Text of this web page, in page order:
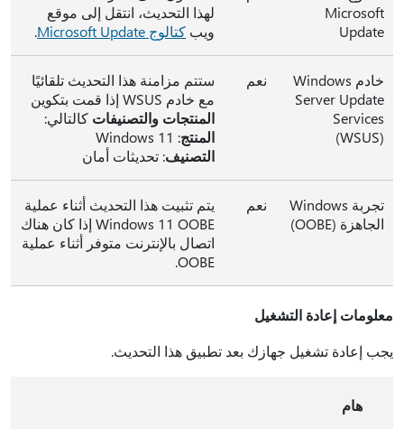
Microsoft
Update
لهذا التحديث، انتقل إلى موقع
ويب كتالوج Microsoft Update .
خادم Windows
Server Update
Services
‏(WSUS)
نعم
ستتم مزامنة هذا التحديث تلقائيًا
مع خادم WSUS إذا قمت بتكوين
المنتجات والتصنيفات كالتالي:
المنتج: Windows 11
التصنيف: تحديثات أمان
تجربة Windows
الجاهزة (OOBE)
نعم
يتم تثبيت هذا التحديث أثناء عملية
Windows 11 OOBE إذا كان هناك
اتصال بالإنترنت متوفر أثناء عملية
OOBE.
معلومات إعادة التشغيل
يجب إعادة تشغيل جهازك بعد تطبيق هذا التحديث.
هام